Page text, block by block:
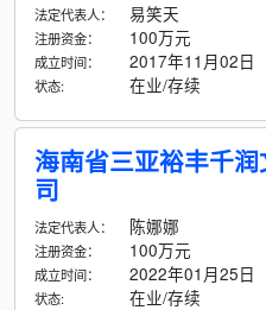
法定代表人： 易笑天
注册资金： 100万元
成立时间： 2017年11月02日
状态: 在业/存续
海南省三亚裕丰千
司
法定代表人： 陈娜娜
注册资金： 100万元
成立时间： 2022年01月25日
状态: 在业/存续